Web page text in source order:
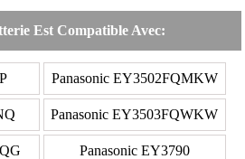
Est Compatible Avec:
Panasonic EY3502FQMKW
Panasonic EY3503FQWKW
Panasonic EY3790